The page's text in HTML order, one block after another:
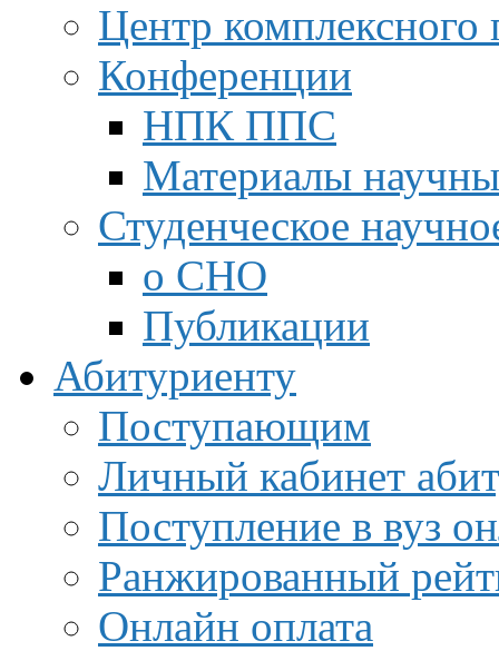
Центр
Конференции
НПК ППС
Материалы
Студенческое
о СНО
Публикации
Абитуриенту
Поступающим
Личный кабинет
Поступление в вуз
Ранжированный
Онлайн оплата